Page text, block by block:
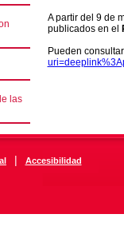
las
A partir del 9 de
publicados en el
Pueden
| Accesibilidad